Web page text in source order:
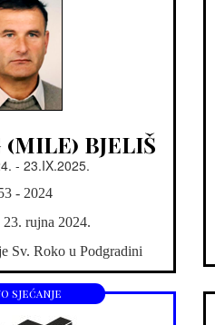
BJELIŠ
- 23.IX.2025.
- 2024
rujna 2024.
Sv. Roko u Podgradini
sjećanje